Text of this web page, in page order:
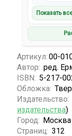
Показать
Артикул: 00-
Автор: ред.
ISBN: 5-217-
Обложка:
Издательство:
издательства)
Город: Москва
Страниц: 312